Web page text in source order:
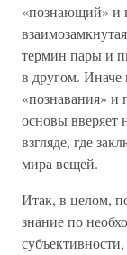
«познающий» и
термин пары и
в другом. Иначе
«познавания» и
основы вверяет
взгляде, где
мира вещей.
Итак, в целом,
знание по